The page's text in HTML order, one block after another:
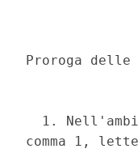
Proroga
1.
comma 1,